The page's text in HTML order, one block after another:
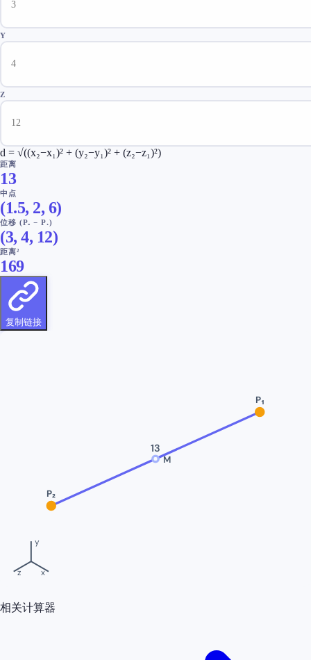
Y
Z
d = √((x₂−x₁)² + (y₂−y₁)² + (z₂−z₁)²)
距离
13
中点
(1.5, 2, 6)
位移 (P₂ − P₁)
(3,4, 12)
距离²
169
复制链接
13
M
P₁
P₂
x
y
z
相关计算器